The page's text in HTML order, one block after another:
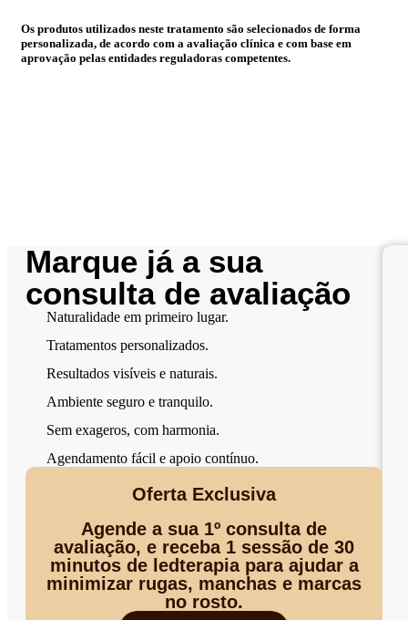
Os produtos utilizados neste tratamento são selecionados de forma
personalizada, de acordo com a avaliação clínica e com base em
aprovação pelas entidades reguladoras competentes.
Marque já a sua
consulta de avaliação
Naturalidade em primeiro lugar.
Tratamentos personalizados.
Resultados visíveis e naturais.
Ambiente seguro e tranquilo.
Sem exageros, com harmonia.
Agendamento fácil e apoio contínuo.
Oferta Exclusiva
Agende a sua 1º consulta de
avaliação, e receba 1 sessão de 30
minutos de ledterapia para ajudar a
minimizar rugas, manchas e marcas
no rosto.